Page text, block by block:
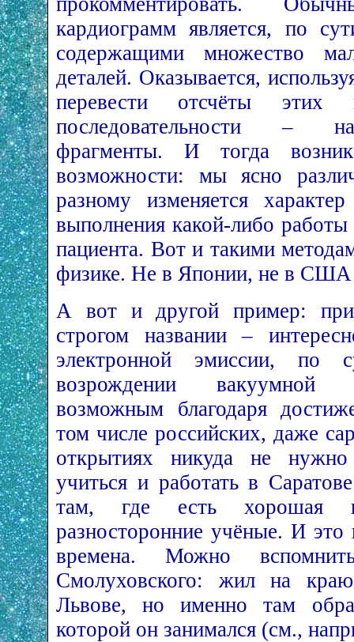
кардиограмм является, по
содержащими множество
деталей. Оказывается,
перевести отсчёты этих
последовательности –
фрагменты. И тогда
возможности: мы ясно
разному изменяется
выполнения какой-либо
пациента. Вот и такими
физике. Не в Японии, не в США
А вот и другой пример:
строгом названии –
электронной эмиссии, по
возрождении вакуумной
возможным благодаря
том числе российских, даже
открытиях никуда не
учиться и работать в
там, где есть хорошая
разносторонние учёные. И это
времена. Можно
Смолуховского: жил на
Львове, но именно там
которой он занимался (см.,